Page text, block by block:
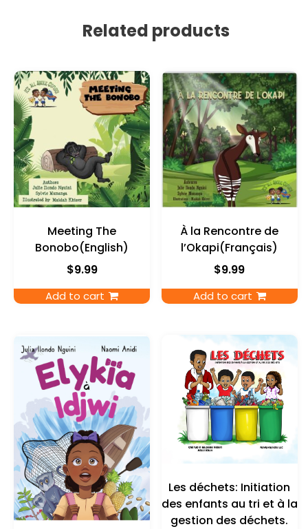
a
i
s
q
u
a
n
t
i
Related products
Meeting The
Bonobo(English)
$9.99
Add to cart
À la Rencontre de
l’Okapi(Français)
$9.99
Add to cart
Les déchets: Initiation
des enfants au tri et à la
gestion des déchets.